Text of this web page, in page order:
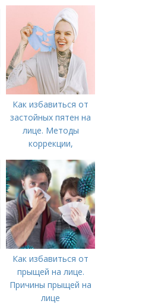
Как избавиться от
застойных пятен на
лице. Методы
коррекции,
акне и удаления
рубцов и шрамов
постакне
Как избавиться от
прыщей на лице.
Причины прыщей на
лице